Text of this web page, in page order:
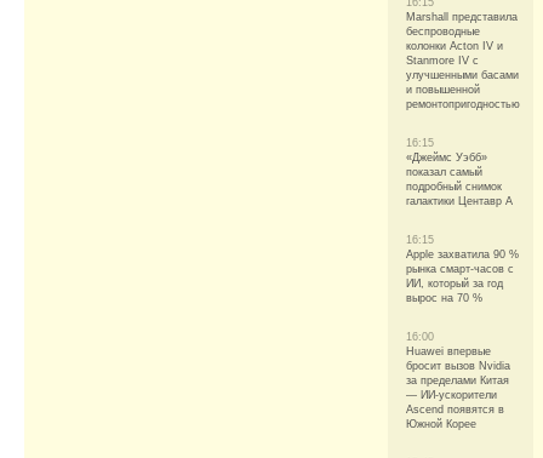
16:15
Marshall представила
беспроводные
колонки Acton IV и
Stanmore IV с
улучшенными басами
и повышенной
ремонтопригодностью
16:15
«Джеймс Уэбб»
показал самый
подробный снимок
галактики Центавр А
16:15
Apple захватила 90 %
рынка смарт-часов с
ИИ, который за год
вырос на 70 %
16:00
Huawei впервые
бросит вызов Nvidia
за пределами Китая
— ИИ-ускорители
Ascend появятся в
Южной Корее